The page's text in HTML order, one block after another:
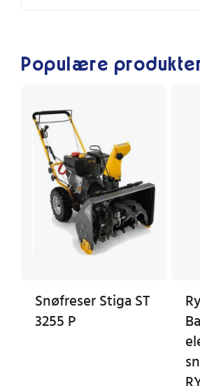
Populære
Snøfreser Stiga ST
3255 P